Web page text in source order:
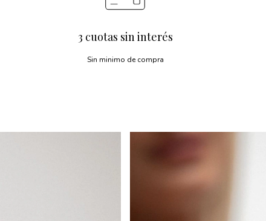
3 cuotas sin interés
Sin minimo de compra